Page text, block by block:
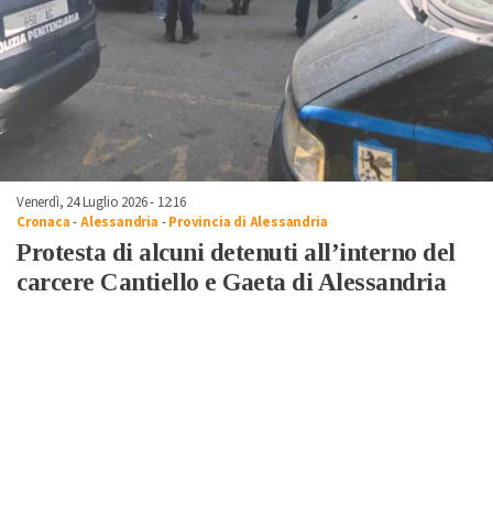
Venerdì, 24 Luglio 2026 - 12:16
Cronaca-Alessandria -Provincia di Alessandria
Protesta di alcuni detenuti all’interno del
carcere Cantiello e Gaeta di Alessandria